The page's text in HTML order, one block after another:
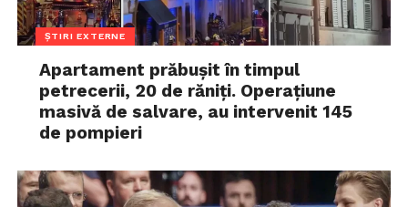
ȘTIRI EXTERNE
Apartament prăbușit în timpul
petrecerii, 20 de răniți. Operațiune
masivă de salvare, au intervenit 145
de pompieri